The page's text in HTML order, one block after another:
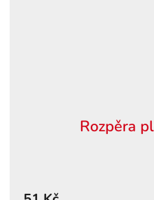
Rozpěra